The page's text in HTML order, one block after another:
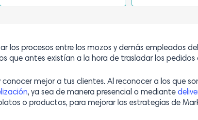
los procesos entre los mozos y demás empleados
que antes existían a la hora de trasladar los pedidos
mejor a tus clientes. Al reconocer a los que
, ya sea de manera presencial o mediante
o productos, para mejorar las estrategias de